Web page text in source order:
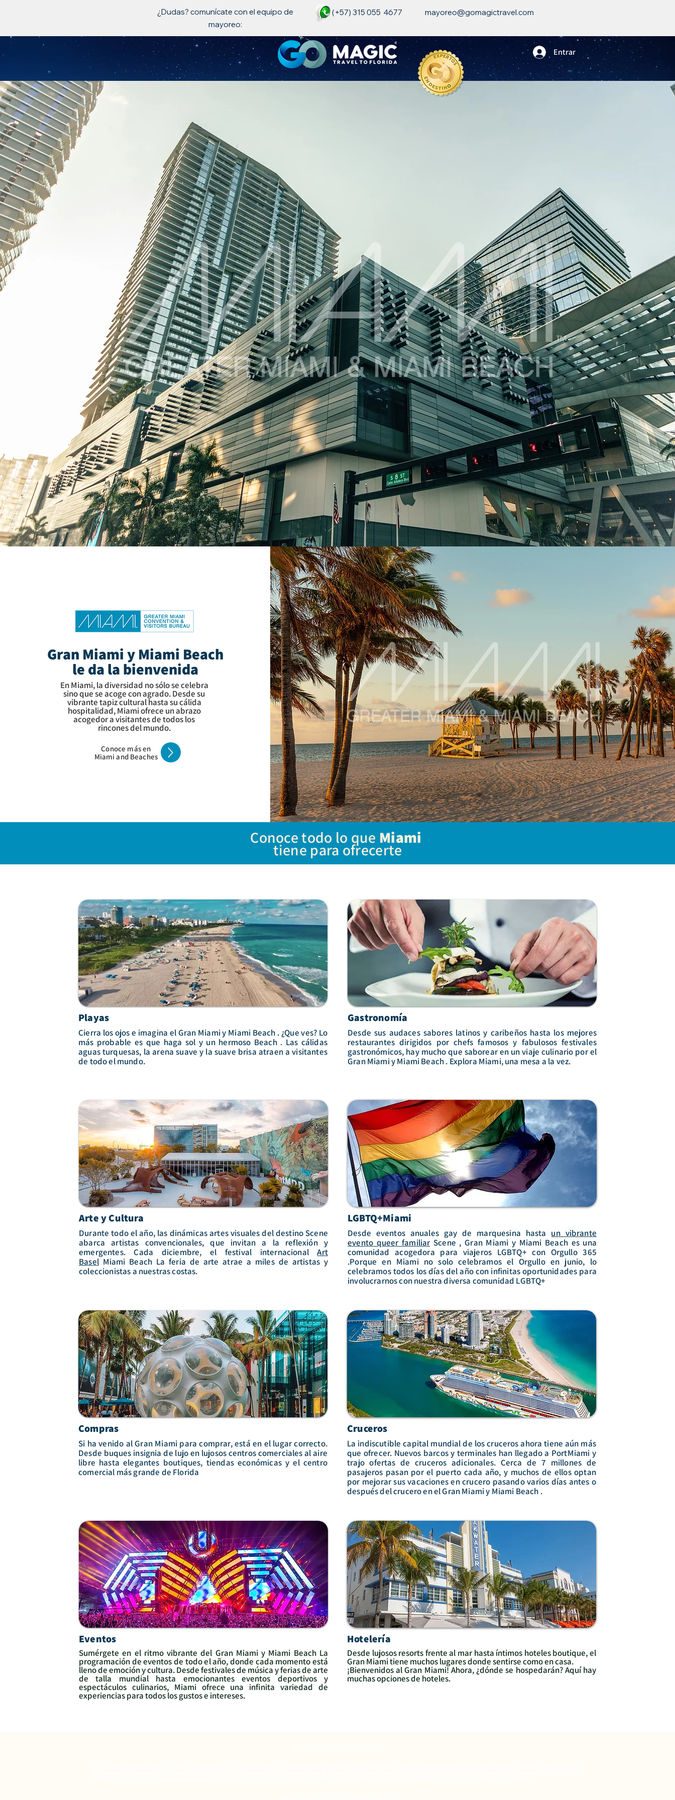
Entrar
¿Dudas? comunícate con el equipo de
mayoreo:
(+57) 315 055 4677 mayoreo@gomagictravel.com
Gran Miami y Miami Beach
le da la bienvenida
En Miami, la diversidad no sólo se celebra
sino que se acoge con agrado. Desde su
vibrante tapiz cultural hasta su cálida
hospitalidad, Miami ofrece un abrazo
acogedor a visitantes de todos los
rincones del mundo.
Conoce más en
Miami and Beaches
Conoce todo lo que Miami
tiene para ofrecerte
Playas
Cierra los ojos e imagina el Gran Miami y Miami Beach . ¿Que ves? Lo
más probable es que haga sol y un hermoso Beach . Las cálidas
aguas turquesas, la arena suave y la suave brisa atraen a visitantes
de todo el mundo.
Gastronomía
Desde sus audaces sabores latinos y caribeños hasta los mejores
restaurantes dirigidos por chefs famosos y fabulosos festivales
gastronómicos, hay mucho que saborear en un viaje culinario por el
Gran Miami y Miami Beach . Explora Miami, una mesa a la vez.
Arte y Cultura
Durante todo el año, las dinámicas artes visuales del destino Scene
abarca artistas convencionales, que invitan a la reflexión y
emergentes. Cada diciembre, el festival internacionalArt
BaselMiami Beach La feria de arte atrae a miles de artistas y
coleccionistas a nuestras costas.
LGBTQ+Miami
Desde eventos anuales gay de marquesina hasta un vibrante
evento queer familiar Scene , Gran Miami y Miami Beach es una
comunidad acogedora para viajeros LGBTQ+ con Orgullo 365
.Porque en Miami no solo celebramos el Orgullo en junio, lo
celebramos todos los días del año con infinitas oportunidades para
involucrarnos con nuestra diversa comunidad LGBTQ+
Compras
Si ha venido al Gran Miami para comprar, está en el lugar correcto.
Desde buques insignia de lujo en lujosos centros comerciales al aire
libre hasta elegantes boutiques, tiendas económicas y el centro
comercial más grande de Florida
Cruceros
La indiscutible capital mundial de los cruceros ahora tiene aún más
que ofrecer. Nuevos barcos y terminales han llegado a PortMiami y
trajo ofertas de cruceros adicionales. Cerca de 7 millones de
pasajeros pasan por el puerto cada año, y muchos de ellos optan
por mejorar sus vacaciones en crucero pasando varios días antes o
después del crucero en el Gran Miami y Miami Beach .
Eventos
Sumérgete en el ritmo vibrante del Gran Miami y Miami Beach La
programación de eventos de todo el año, donde cada momento está
lleno de emoción y cultura.Desde festivales de música y ferias de arte
de talla mundial hasta emocionantes eventos deportivos y
espectáculos culinarios, Miami ofrece una infinita variedad de
experiencias para todos los gustos e intereses.
Hotelería
Desde lujosos resorts frente al mar hasta íntimos hoteles boutique, el
Gran Miami tiene muchos lugares donde sentirse como en casa.
¡Bienvenidos al Gran Miami! Ahora, ¿dónde se hospedarán? Aquí hay
muchas opciones de hoteles.